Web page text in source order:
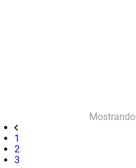
Mostrando
1
2
3